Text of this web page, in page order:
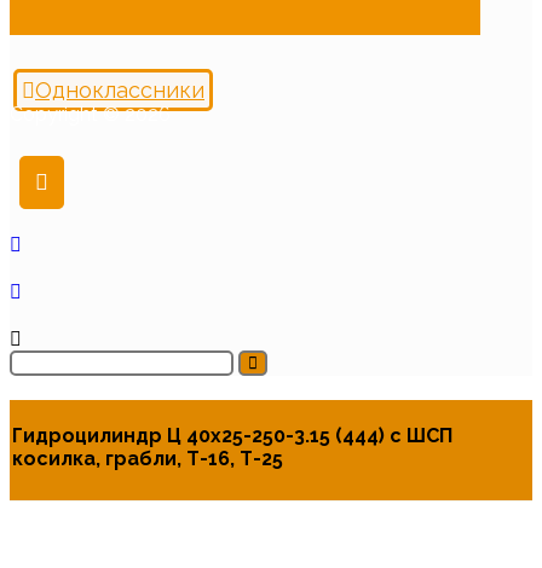
Одноклассники
Copyright © 2026
Гидроцилиндр Ц 40х25-250-3.15 (444) с ШСП
косилка, грабли, Т-16, Т-25